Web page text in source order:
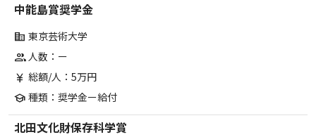
中能島賞奨学金
corporate_fare 東京芸術大学
group人数：ー
currency_yen 総額/人：5万円
school 種類：奨学金ー給付
北田文化財保存科学賞